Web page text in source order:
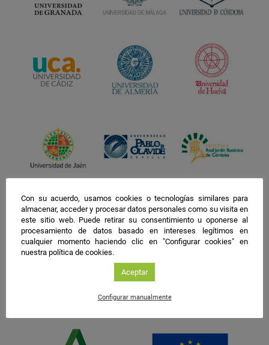
Con su acuerdo, usamos cookies o tecnologías similares para
almacenar, acceder y procesar datos personales como su visita en
este sitio web. Puede retirar su consentimiento u oponerse al
procesamiento de datos basado en intereses legítimos en
cualquier momento haciendo clic en "Configurar cookies" en
nuestra política de cookies.
Aceptar
Configurar manualmente